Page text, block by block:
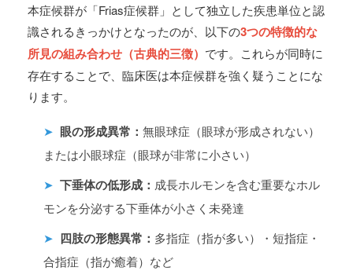
本症候群が「Frias症候群」として独立した疾患単位と認
識されるきっかけとなったのが、以下の3つの特徴的な
所見の組み合わせ（古典的三徴） です。これらが同時に
存在することで、臨床医は本症候群を強く疑うことにな
ります。
➤ 眼の形成異常： 無眼球症（眼球が形成されない）
または小眼球症（眼球が非常に小さい）
➤ 下垂体の低形成： 成長ホルモンを含む重要なホル
モンを分泌する下垂体が小さく未発達
➤ 四肢の形態異常： 多指症（指が多い）・短指症・
合指症（指が癒着）など